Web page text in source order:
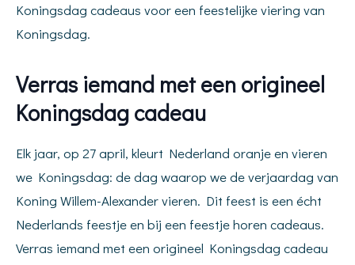
Koningsdag cadeaus voor een feestelijke viering van
Koningsdag.
Verras iemand met een origineel
Koningsdag cadeau
Elk jaar, op 27 april, kleurt Nederland oranje en vieren
we Koningsdag: de dag waarop we de verjaardag van
Koning Willem-Alexander vieren. Dit feest is een écht
Nederlands feestje en bij een feestje horen cadeaus.
Verras iemand met een origineel Koningsdag cadeau